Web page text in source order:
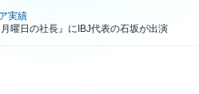
実績
曜日の社長』にIBJ代表の石坂が出演